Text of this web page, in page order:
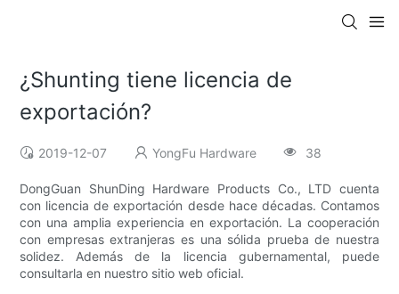
¿Shunting tiene licencia de
exportación?
2019-12-07 YongFu Hardware 38
DongGuan ShunDing Hardware Products Co., LTD cuenta
con licencia de exportación desde hace décadas. Contamos
con una amplia experiencia en exportación. La cooperación
con empresas extranjeras es una sólida prueba de nuestra
solidez. Además de la licencia gubernamental, puede
consultarla en nuestro sitio web oficial.